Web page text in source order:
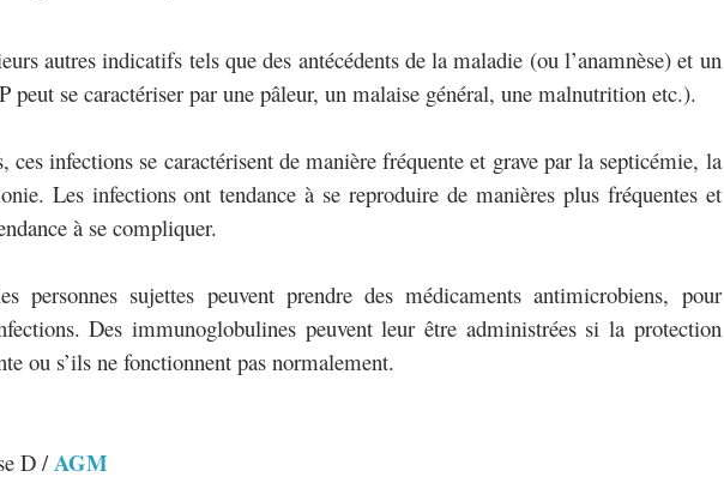
autres indicatifs tels que des antécédents de la maladie (ou l’anamnèse) et un
peut se caractériser par une pâleur, un malaise général, une malnutrition etc.).
ces infections se caractérisent de manière fréquente et grave par la septicémie, la
Les infections ont tendance à se reproduire de manières plus fréquentes et
à se compliquer.
personnes sujettes peuvent prendre des médicaments antimicrobiens, pour
Des immunoglobulines peuvent leur être administrées si la protection
ou s’ils ne fonctionnent pas normalement.
D /AGM